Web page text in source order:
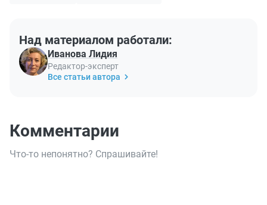
Над материалом работали:
Иванова Лидия
Редактор-эксперт
Все статьи автора
Комментарии
Что-то непонятно? Спрашивайте!